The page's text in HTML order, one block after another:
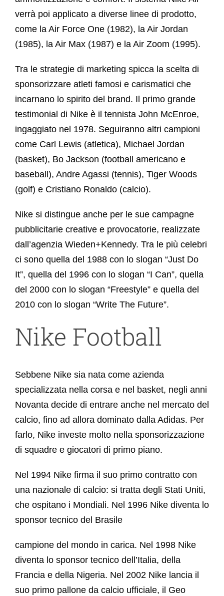
verrà poi applicato a diverse linee di prodotto,
come la Air Force One (1982), la Air Jordan
(1985), la Air Max (1987) e la Air Zoom (1995).
Tra le strategie di marketing spicca la scelta di
sponsorizzare atleti famosi e carismatici che
incarnano lo spirito del brand. Il primo grande
testimonial di Nike è il tennista John McEnroe,
ingaggiato nel 1978. Seguiranno altri campioni
come Carl Lewis (atletica), Michael Jordan
(basket), Bo Jackson (football americano e
baseball), Andre Agassi (tennis), Tiger Woods
(golf) e Cristiano Ronaldo (calcio).
Nike si distingue anche per le sue campagne
pubblicitarie creative e provocatorie, realizzate
dall’agenzia Wieden+Kennedy. Tra le più celebri
ci sono quella del 1988 con lo slogan “Just Do
It”, quella del 1996 con lo slogan “I Can”, quella
del 2000 con lo slogan “Freestyle” e quella del
2010 con lo slogan “Write The Future”.
Nike Football
Sebbene Nike sia nata come azienda
specializzata nella corsa e nel basket, negli anni
Novanta decide di entrare anche nel mercato del
calcio, fino ad allora dominato dalla Adidas. Per
farlo, Nike investe molto nella sponsorizzazione
di squadre e giocatori di primo piano.
Nel 1994 Nike firma il suo primo contratto con
una nazionale di calcio: si tratta degli Stati Uniti,
che ospitano i Mondiali. Nel 1996 Nike diventa lo
sponsor tecnico del Brasile
campione del mondo in carica. Nel 1998 Nike
diventa lo sponsor tecnico dell’Italia, della
Francia e della Nigeria. Nel 2002 Nike lancia il
suo primo pallone da calcio ufficiale, il Geo